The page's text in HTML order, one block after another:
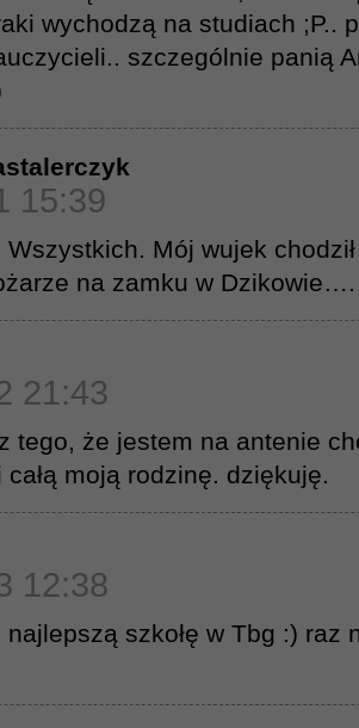
wychodzą na studiach ;P..
szczególnie panią
15:39
Mój wujek
na zamku w Dzikowie….
21:43
tego, że jestem na antenie
moją rodzinę. dziękuję.
12:38
najlepszą szkołę w Tbg :) raz